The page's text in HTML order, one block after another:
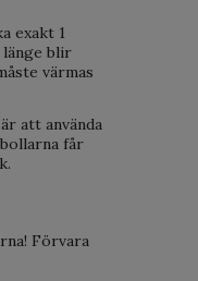
exakt 1
blir
värmas
att använda
får
Förvara